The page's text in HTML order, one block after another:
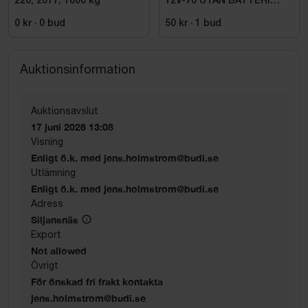
Övrigt
Se bilder för omfattning och skick
0 kr · 0 bud
50 kr · 1 bud
Auktionsinformation
Auktionsavslut
17 juni 2026 13:08
Visning
Enligt ö.k. med jens.holmstrom@budi.se
Utlämning
Enligt ö.k. med jens.holmstrom@budi.se
Adress
Siljansnäs
Export
Not allowed
Övrigt
För önskad fri frakt kontakta
jens.holmstrom@budi.se